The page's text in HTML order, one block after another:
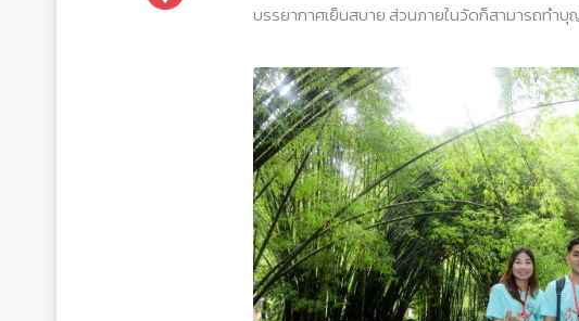
บรรยากาศเย็นสบาย ส่วนภายในวัดก็สามารถทำบุ